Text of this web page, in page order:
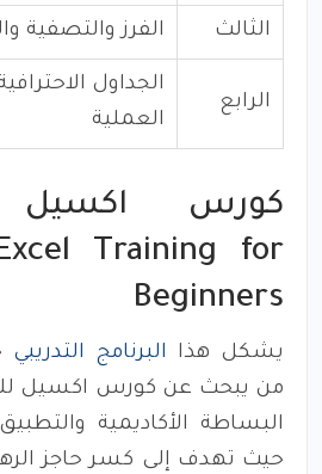
الثالث الفرز والتصفية
الرابع
الجداول
العملية
كورس اكسيل
Training for
Beginners
يشكل هذا البرنامج التدريبي
من يبحث عن كورس اكسيل
البساطة الأكاديمية
حيث تهدف إلى كسر حاجز